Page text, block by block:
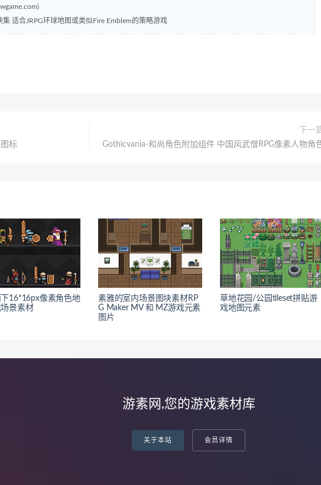
适合JRPG环球地图或类似Fire Emblem的策略游戏
标
下一
Gothicvania-和尚角色附加组件 中国风武僧RPG像素人物角
下16*16px像素角色地
景素材
素雅的室内场景图块素材RP
G Maker MV 和 MZ游戏元素
图片
草地花园/公园tileset拼贴游
戏地图元素
游素网,您的游戏素材库
关于本站 会员详情